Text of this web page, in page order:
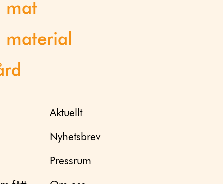
mat
material
Aktuellt
Nyhetsbrev
Pressrum